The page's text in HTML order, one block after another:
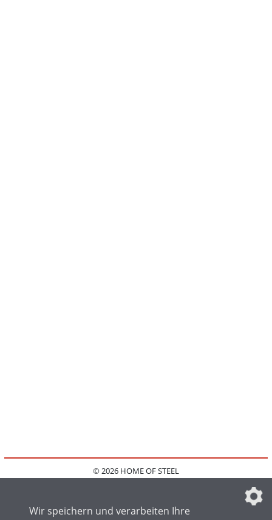
© 2026 HOME OF STEEL
IMPRESSUM
FAQ
DATENSCHUTZEINSTELLUNGEN
Wir speichern und verarbeiten Ihre